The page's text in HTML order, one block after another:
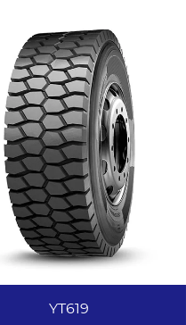
YT58
花纹设计，赋予轮胎优异的
、耐切割、耐撕裂性能。 加
面设计，有效提高轮胎的行
程。 沟底防夹石子凸台设
证良好的排石性能，并有效
沟裂。 矿山专用配方，抗刺
扎、不崩花、不掉块。
查看更多
YT619